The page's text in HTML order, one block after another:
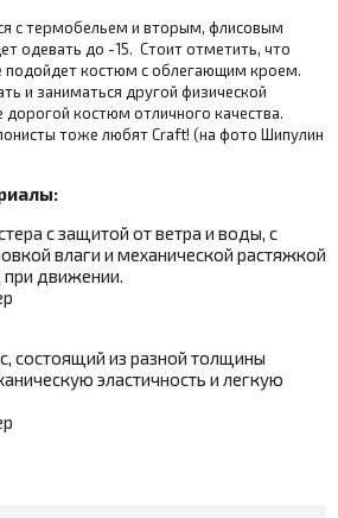
с термобельем и вторым, флисовым
одевать до -15. Стоит отметить, что
подойдет костюм с облегающим кроем.
и заниматься другой физической
дорогой костюм отличного качества.
тоже любят Craft! (на фото Шипулин
с защитой от ветра и воды, с
влаги и механической растяжкой
движении.
состоящий из разной толщины
эластичность и легкую